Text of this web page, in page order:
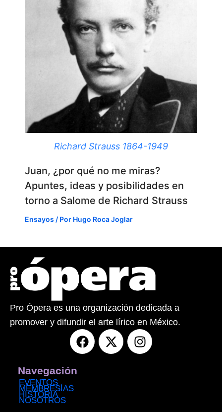
Richard Strauss 1864-1949
Juan, ¿por qué no me miras?
Apuntes, ideas y posibilidades en
torno a Salome de Richard Strauss
Ensayos / Por Hugo Roca Joglar
Pro Ópera es una organización dedicada a
promover y difundir el arte lírico en México.
F
a
X
-
I
n
Navegación
EVENTOS
MEMBRESÍAS
HISTORIA
NOSOTROS